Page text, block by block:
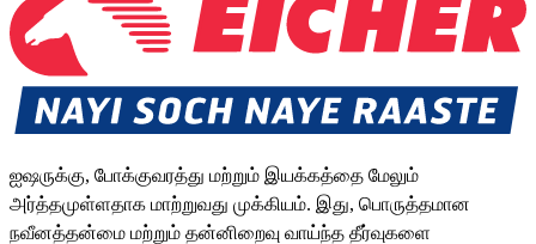
ஐஷருக்கு, போக்குவரத்து மற்றும் இயக்கத்தை மேலும்
அர்த்தமுள்ளதாக மாற்றுவது முக்கியம். இது, பொருத்தமான
நவீனத்தன்மை மற்றும் தன்னிறைவு வாய்ந்த தீர்வுகளை